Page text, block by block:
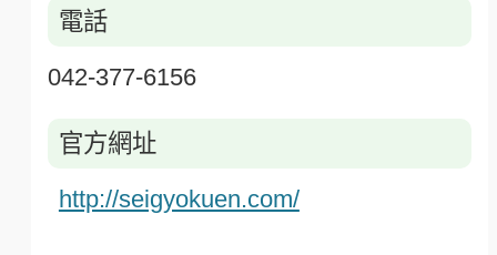
電話
042-377-6156
官方網址
http://seigyokuen.com/